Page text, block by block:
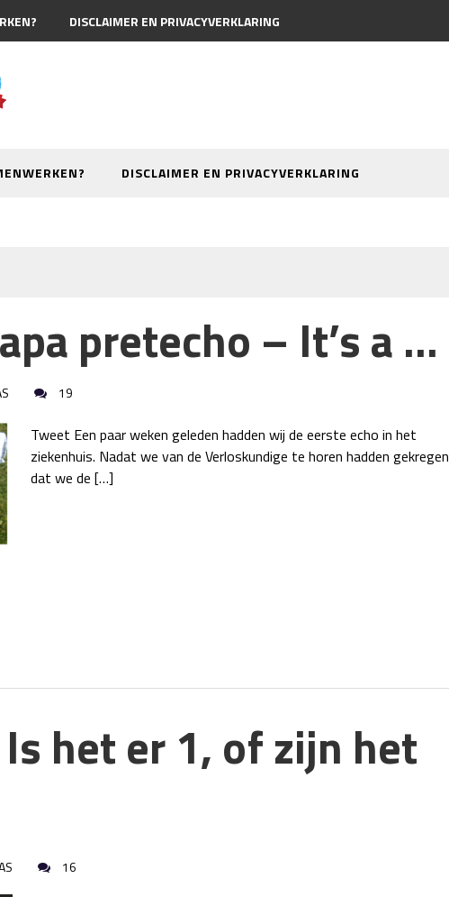
DISCLAIMER EN PRIVACYVERKLARING
DISCLAIMER EN PRIVACYVERKLARING
pretecho – It’s a …
19
Tweet Een paar weken geleden hadden wij de eerste echo in het
ziekenhuis. Nadat we van de Verloskundige te horen hadden gekregen
dat we de […]
het er 1, of zijn het
16